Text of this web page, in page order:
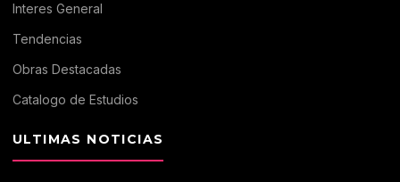
Interes General
Tendencias
Obras Destacadas
Catalogo de Estudios
ULTIMAS NOTICIAS